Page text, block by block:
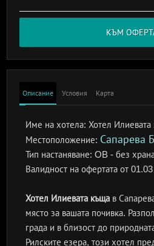
КЪМ
Описание Условия Карта
Име на хотела: Хотел Илиевата
Местоположение: Сапарева
Тип настаняване:OB - без
Валидност на офертатаот
Хотел Илиевата къща в
място за вашата почивка.
града и в близост до
Рилските езера, този хотел